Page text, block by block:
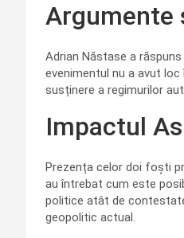
Argumente
Adrian Năstase a
evenimentul nu a avut
susținere a regimurilor
Impactul
Prezența celor doi foști
au întrebat cum este
politice atât de
geopolitic actual.